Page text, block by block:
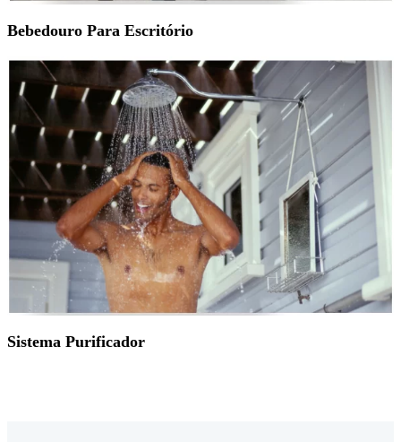
Bebedouro Para Escritório
Sistema Purificador